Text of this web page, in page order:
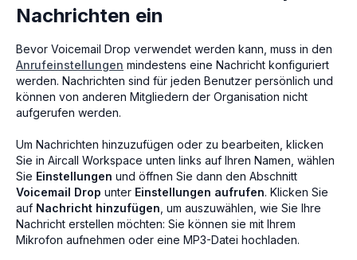
Nachrichten ein
Bevor Voicemail Drop verwendet werden kann, muss in den
Anrufeinstellungen mindestens eine Nachricht konfiguriert
werden. Nachrichten sind für jeden Benutzer persönlich und
können von anderen Mitgliedern der Organisation nicht
aufgerufen werden.
Um Nachrichten hinzuzufügen oder zu bearbeiten, klicken
Sie in Aircall Workspace unten links auf Ihren Namen, wählen
Sie Einstellungen und öffnen Sie dann den Abschnitt
Voicemail Drop unter Einstellungen aufrufen. Klicken Sie
auf Nachricht hinzufügen , um auszuwählen, wie Sie Ihre
Nachricht erstellen möchten: Sie können sie mit Ihrem
Mikrofon aufnehmen oder eine MP3-Datei hochladen.